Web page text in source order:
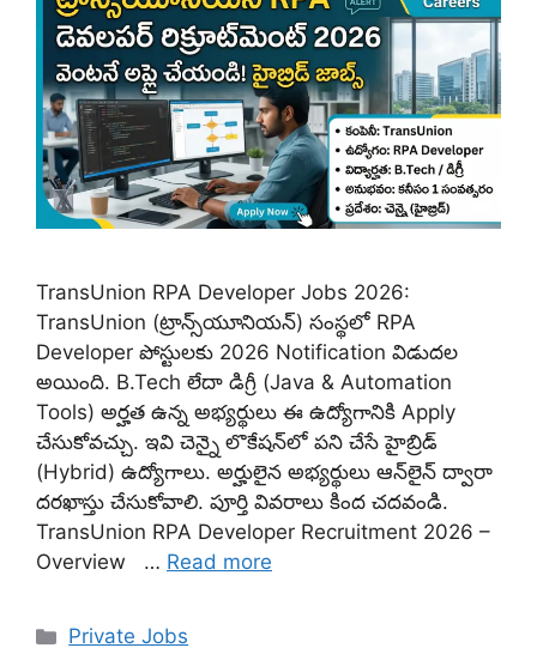
TransUnion RPA Developer Jobs 2026:
TransUnion (ట్రాన్స్‌యూనియన్) సంస్థలో RPA
Developer పోస్టులకు 2026 Notification విడుదల
అయింది. B.Tech లేదా డిగ్రీ (Java & Automation
Tools) అర్హత ఉన్న అభ్యర్థులు ఈ ఉద్యోగానికి Apply
చేసుకోవచ్చు. ఇవి చెన్నై లొకేషన్‌లో పని చేసే హైబ్రిడ్
(Hybrid) ఉద్యోగాలు. అర్హులైన అభ్యర్థులు ఆన్‌లైన్ ద్వారా
దరఖాస్తు చేసుకోవాలి. పూర్తి వివరాలు కింద చదవండి.
TransUnion RPA Developer Recruitment 2026 –
Overview … Read more
Categories
Private Jobs